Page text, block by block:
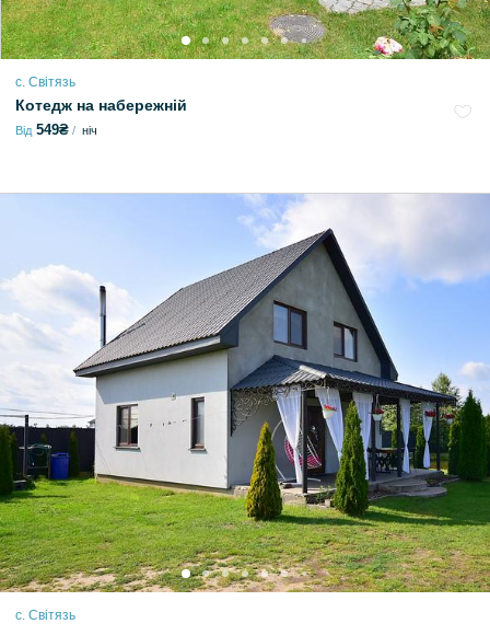
с. Світязь
Котедж на набережній
Від 549₴ ніч
с. Світязь